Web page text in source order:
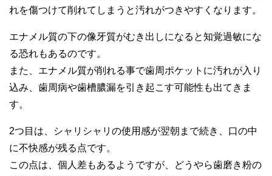
れを傷つけて削れてしまうと汚れがつきやすくなります。
エナメル質の下の像牙質がむき出しになると知覚過敏にな
る恐れもあるのです。
また、エナメル質が削れる事で歯周ポケットに汚れが入り
込み、歯周病や歯槽膿漏を引き起こす可能性も出てきま
す。
2つ目は、シャリシャリの使用感が翌朝まで続き、口の中
に不快感が残る点です。
この点は、個人差もあるようですが、どうやら歯磨き粉の